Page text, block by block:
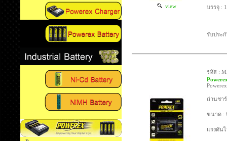
view บรรจุ :
รับประ
รหัส :
ถ่านชา
ขนาด :
แรงดัน